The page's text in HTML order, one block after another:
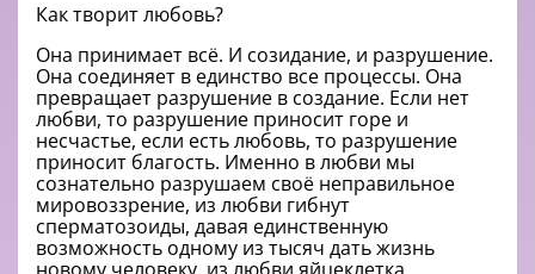
Как творит любовь?
Она принимает всё. И созидание, и разрушение.
Она соединяет в единство все процессы. Она
превращает разрушение в создание. Если нет
любви, то разрушение приносит горе и
несчастье, если есть любовь, то разрушение
приносит благость. Именно в любви мы
сознательно разрушаем своё неправильное
мировоззрение, из любви гибнут
сперматозоиды, давая единственную
возможность одному из тысяч дать жизнь